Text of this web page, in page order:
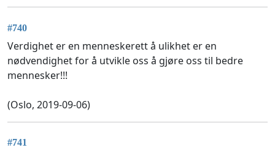
#740
Verdighet er en menneskerett å ulikhet er en
nødvendighet for å utvikle oss å gjøre oss til bedre
mennesker!!!
(Oslo, 2019-09-06)
#741